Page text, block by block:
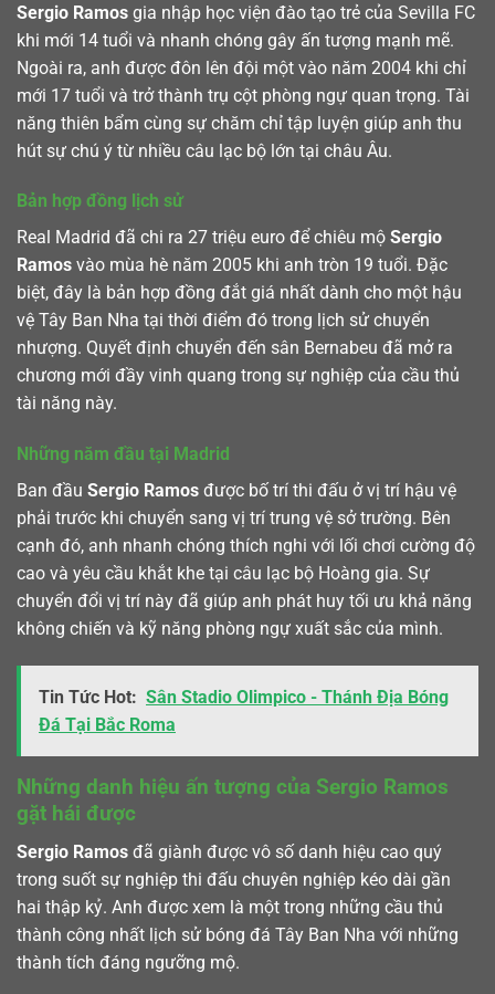
Sergio Ramos gia nhập học viện đào tạo trẻ của Sevilla FC
khi mới 14 tuổi và nhanh chóng gây ấn tượng mạnh mẽ.
Ngoài ra, anh được đôn lên đội một vào năm 2004 khi chỉ
mới 17 tuổi và trở thành trụ cột phòng ngự quan trọng. Tài
năng thiên bẩm cùng sự chăm chỉ tập luyện giúp anh thu
hút sự chú ý từ nhiều câu lạc bộ lớn tại châu Âu.
Bản hợp đồng lịch sử
Real Madrid đã chi ra 27 triệu euro để chiêu mộ Sergio
Ramos vào mùa hè năm 2005 khi anh tròn 19 tuổi. Đặc
biệt, đây là bản hợp đồng đắt giá nhất dành cho một hậu
vệ Tây Ban Nha tại thời điểm đó trong lịch sử chuyển
nhượng. Quyết định chuyển đến sân Bernabeu đã mở ra
chương mới đầy vinh quang trong sự nghiệp của cầu thủ
tài năng này.
Những năm đầu tại Madrid
Ban đầu Sergio Ramos được bố trí thi đấu ở vị trí hậu vệ
phải trước khi chuyển sang vị trí trung vệ sở trường. Bên
cạnh đó, anh nhanh chóng thích nghi với lối chơi cường độ
cao và yêu cầu khắt khe tại câu lạc bộ Hoàng gia. Sự
chuyển đổi vị trí này đã giúp anh phát huy tối ưu khả năng
không chiến và kỹ năng phòng ngự xuất sắc của mình.
Tin Tức Hot: Sân Stadio Olimpico - Thánh Địa Bóng
Đá Tại Bắc Roma
Những danh hiệu ấn tượng của Sergio Ramos
gặt hái được
Sergio Ramos đã giành được vô số danh hiệu cao quý
trong suốt sự nghiệp thi đấu chuyên nghiệp kéo dài gần
hai thập kỷ. Anh được xem là một trong những cầu thủ
thành công nhất lịch sử bóng đá Tây Ban Nha với những
thành tích đáng ngưỡng mộ.